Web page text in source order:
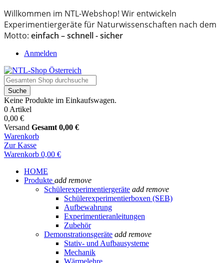
Willkommen im NTL-Webshop! Wir entwickeln
Experimentiergeräte für Naturwissenschaften nach dem
Motto: einfach – schnell - sicher
Anmelden
Suche
Keine Produkte im Einkaufswagen.
0 Artikel
0,00 €
Versand Gesamt 0,00 €
Warenkorb
Zur Kasse
Warenkorb 0,00 €
HOME
Produkte add remove
Schülerexperimentiergeräte add remove
Schülerexperimentierboxen (SEB)
Aufbewahrung
Experimentieranleitungen
Zubehör
Demonstrationsgeräte add remove
Stativ- und Aufbausysteme
Mechanik
Wärmelehre